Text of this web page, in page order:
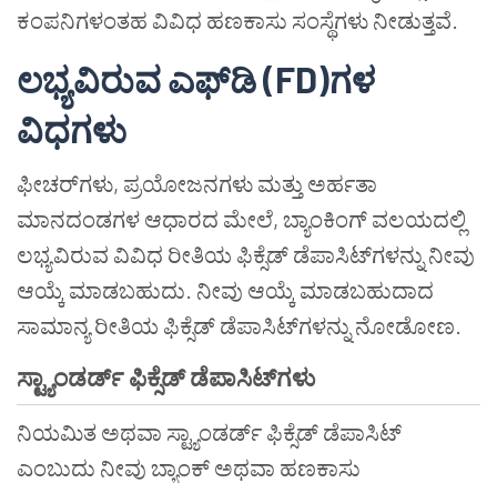
ಕಂಪನಿಗಳಂತಹ ವಿವಿಧ ಹಣಕಾಸು ಸಂಸ್ಥೆಗಳು ನೀಡುತ್ತವೆ.
ಲಭ್ಯವಿರುವ ಎಫ್‌ಡಿ (FD)ಗಳ
ವಿಧಗಳು
ಫೀಚರ್‌ಗಳು, ಪ್ರಯೋಜನಗಳು ಮತ್ತು ಅರ್ಹತಾ
ಮಾನದಂಡಗಳ ಆಧಾರದ ಮೇಲೆ, ಬ್ಯಾಂಕಿಂಗ್ ವಲಯದಲ್ಲಿ
ಲಭ್ಯವಿರುವ ವಿವಿಧ ರೀತಿಯ ಫಿಕ್ಸೆಡ್ ಡೆಪಾಸಿಟ್‌ಗಳನ್ನು ನೀವು
ಆಯ್ಕೆ ಮಾಡಬಹುದು. ನೀವು ಆಯ್ಕೆ ಮಾಡಬಹುದಾದ
ಸಾಮಾನ್ಯ ರೀತಿಯ ಫಿಕ್ಸೆಡ್ ಡೆಪಾಸಿಟ್‌ಗಳನ್ನು ನೋಡೋಣ.
ಸ್ಟ್ಯಾಂಡರ್ಡ್ ಫಿಕ್ಸೆಡ್ ಡೆಪಾಸಿಟ್‌ಗಳು
ನಿಯಮಿತ ಅಥವಾ ಸ್ಟ್ಯಾಂಡರ್ಡ್ ಫಿಕ್ಸೆಡ್ ಡೆಪಾಸಿಟ್
ಎಂಬುದು ನೀವು ಬ್ಯಾಂಕ್ ಅಥವಾ ಹಣಕಾಸು